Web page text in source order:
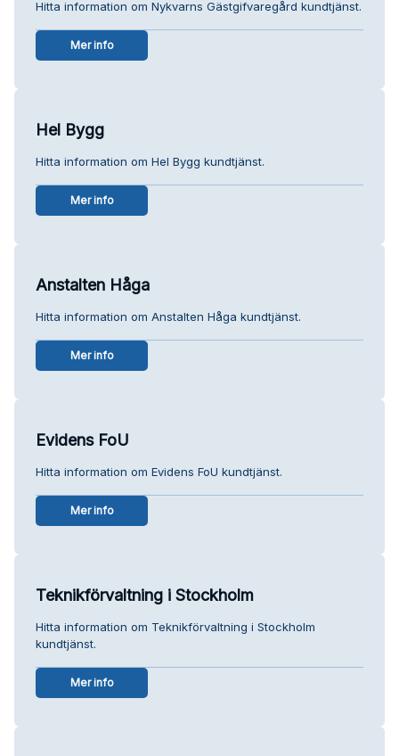
Hitta information om Nykvarns Gästgifvaregård kundtjänst.
Mer info
Hel Bygg
Hitta information om Hel Bygg kundtjänst.
Mer info
Anstalten Håga
Hitta information om Anstalten Håga kundtjänst.
Mer info
Evidens FoU
Hitta information om Evidens FoU kundtjänst.
Mer info
Teknikförvaltning i Stockholm
Hitta information om Teknikförvaltning i Stockholm
kundtjänst.
Mer info